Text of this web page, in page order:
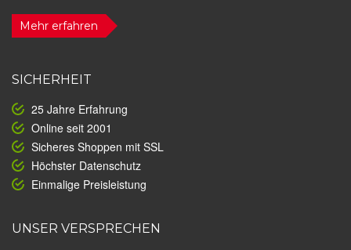
Mehr erfahren
SICHERHEIT
25 Jahre Erfahrung
Online seit 2001
Sicheres Shoppen mit SSL
Höchster Datenschutz
Einmalige Preisleistung
UNSER VERSPRECHEN